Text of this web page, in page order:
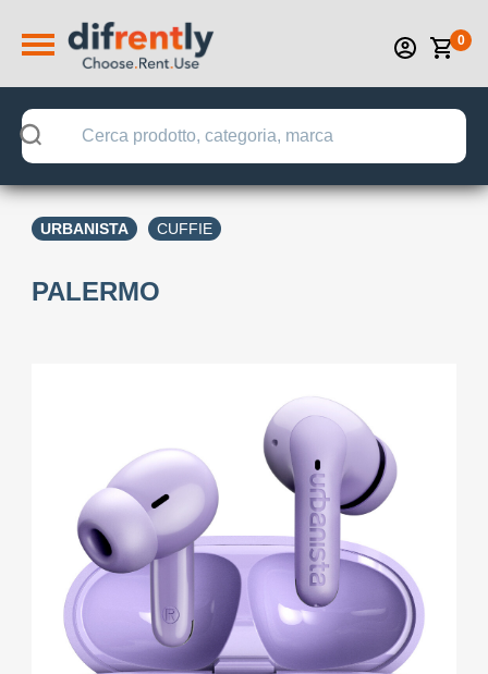
0
URBANISTA CUFFIE
PALERMO